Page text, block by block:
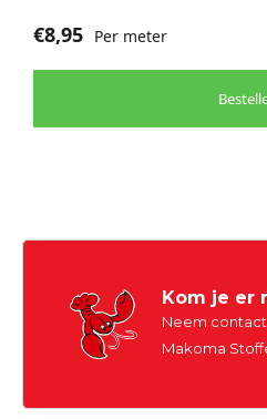
€8,95 Per meter
Kom je er
Neem
Makoma